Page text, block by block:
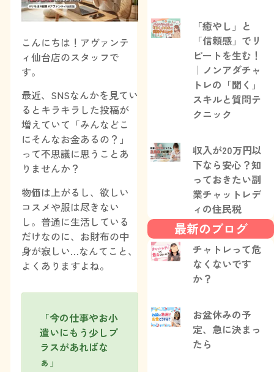
こんにちは！アヴァンテ
ィ仙台店のスタッフで
す。
最近、SNSなんかを見てい
るとキラキラした投稿が
増えていて「みんなどこ
にそんなお金あるの？」
って不思議に思うことあ
りませんか？
物価は上がるし、欲しい
コスメや服は尽きない
し。普通に生活している
だけなのに、お財布の中
身が寂しい…なんてこと、
よくありますよね。
「今の仕事やお小
遣いにもう少しプ
ラスがあればな
ぁ」
「癒やし」と
「信頼感」でリ
ピートを生む！
｜ノンアダチャ
トレの「聞く」
スキルと質問テ
クニック
収入が20万円以
下なら安心？知
っておきたい副
業チャットレデ
ィの住民税
最新のブログ
チャトレって危
なくないです
か？
お盆休みの予
定、急に決まっ
たら